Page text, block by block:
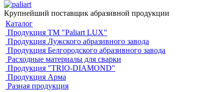
Крупнейший поставщик абразивной продукции
Каталог
Продукция ТМ "Paliart LUX"
Продукция Лужского абразивного завода
Продукция Белгородского абразивного завода
Расходные материалы для сварки
Продукция "TRIO-DIAMOND"
Продукция Арма
Разная продукция